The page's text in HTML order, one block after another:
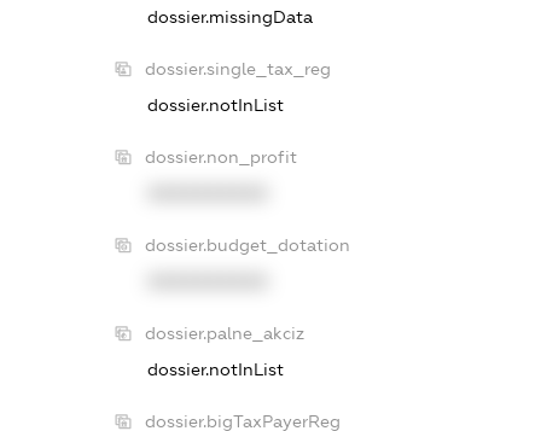
dossier.missingData
dossier.single_tax_reg
dossier.notInList
dossier.non_profit
dossier.budget_dotation
dossier.palne_akciz
dossier.notInList
dossier.bigTaxPayerReg